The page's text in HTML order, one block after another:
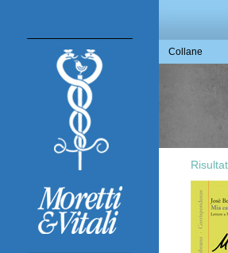
Collane